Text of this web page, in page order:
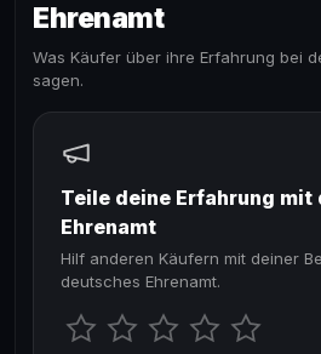
Ehrenamt
Was Käufer über ihre Erfahrung bei
sagen.
Teile deine Erfahrung mit
Ehrenamt
Hilf anderen Käufern mit deiner
deutsches Ehrenamt.